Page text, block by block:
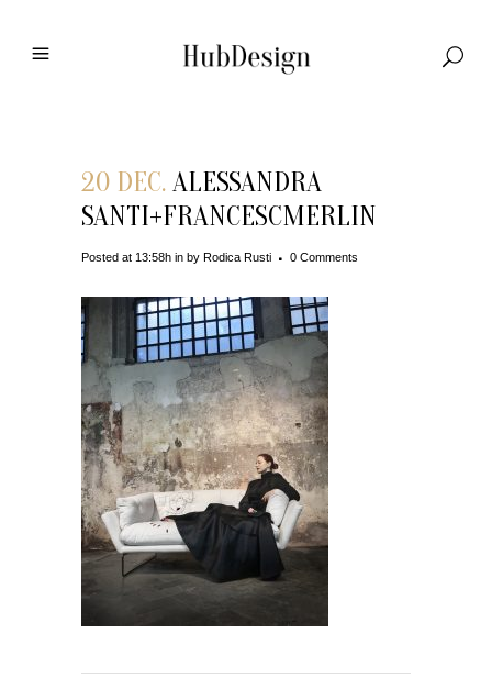
20 DEC. ALESSANDRA
SANTI+FRANCESCMERLIN
Posted at 13:58h in by Rodica Rusti 0 Comments